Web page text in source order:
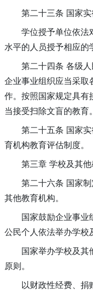
第二十三条 国家实
学位授予单位依法
水平的人员授予相应的
第二十四条 各级
企业事业组织应当采取
作。按照国家规定具有
当接受扫除文盲的教育。
第二十五条 国家
育机构教育评估制度。
第三章 学校及其
第二十六条 国家
其他教育机构。
国家鼓励企业事业
公民个人依法举办学校
国家举办学校及其
原则。
以财政性经费、捐